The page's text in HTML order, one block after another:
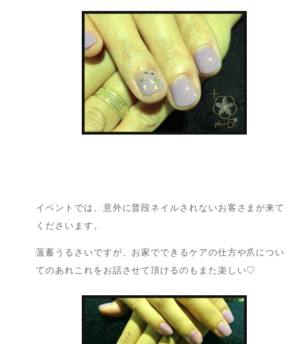
イベントでは、意外に普段ネイルされないお客さまが来て
くださいます。
薀蓄うるさいですが、お家でできるケアの仕方や爪につい
てのあれこれをお話させて頂けるのもまた楽しい♡